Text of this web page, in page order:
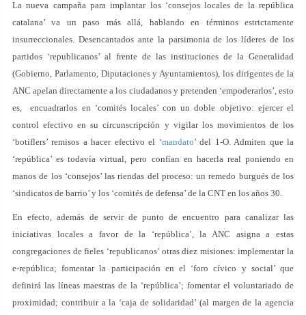
La nueva campaña para implantar los ‘consejos locales de la república
catalana’ va un paso más allá, hablando en términos estrictamente
insurreccionales. Desencantados ante la parsimonia de los líderes de los
partidos ‘republicanos’ al frente de las instituciones de la Generalidad
(Gobierno, Parlamento, Diputaciones y Ayuntamientos), los dirigentes de la
ANC apelan directamente a los ciudadanos y pretenden ‘empoderarlos’, esto
es, encuadrarlos en ‘comités locales’ con un doble objetivo: ejercer el
control efectivo en su circunscripción y vigilar los movimientos de los
‘botiflers’ remisos a hacer efectivo el ‘mandato’ del 1-O. Admiten que la
‘república’ es todavía virtual, pero confían en hacerla real poniendo en
manos de los ‘consejos’ las riendas del proceso: un remedo burgués de los
‘sindicatos de barrio’ y los ‘comités de defensa’ de la CNT en los años 30.
En efecto, además de servir de punto de encuentro para canalizar las
iniciativas locales a favor de la ‘república’, la ANC asigna a estas
congregaciones de fieles ‘republicanos’ otras diez misiones: implementar la
e-república; fomentar la participación en el ‘foro cívico y social’ que
definirá las líneas maestras de la ‘república’; fomentar el voluntariado de
proximidad; contribuir a la ‘caja de solidaridad’ (al margen de la agencia